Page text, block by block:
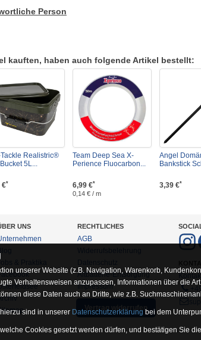
Person
kauften, haben auch folgende Artikel bestellt:
Tackle Realistric®
5L...
€*
Team Deep Sea X-
Perience Fluocarbon...
6,99 €*
0,14 € / m
Angel
Bankstick
3,39 €*
UNS
& Praktika
RECHTLICHES
AGB
Altbatterie-Entsorgung
Impressum
Vertrag widerrufen
unserer Website (z.B. Navigation, Warenkorb,
Verhaltensweisen anzupassen, Informationen über die
diese Daten auch an Dritte, wie z.B.
sind in unserer Datenschutzerklärung bei dem
Cookies gesetzt werden dürfen, und bestätigen Sie